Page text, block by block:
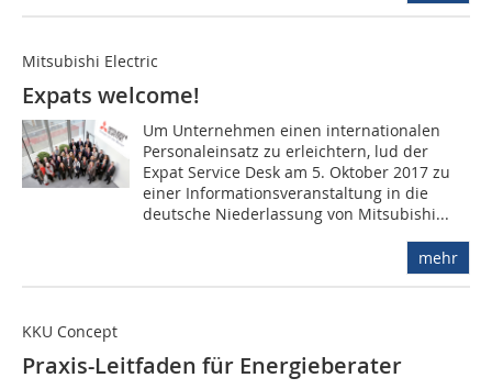
Mitsubishi Electric
Expats welcome!
Um Unternehmen einen internationalen
Personaleinsatz zu erleichtern, lud der
Expat Service Desk am 5. Oktober 2017 zu
einer Informationsveranstaltung in die
deutsche Niederlassung von Mitsubishi...
mehr
KKU Concept
Praxis-Leitfaden für Energieberater